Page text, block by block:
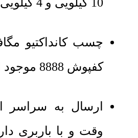
چسب کانداکتیو
کفپوش 8888 موجود است
ارسال به سراسر
وقت و با باربری